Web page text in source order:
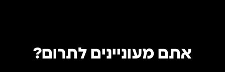
אתם מעוניינים לתרום?